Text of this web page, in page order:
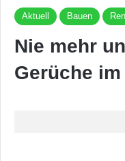
Aktuell Bauen
Nie mehr
Gerüche im